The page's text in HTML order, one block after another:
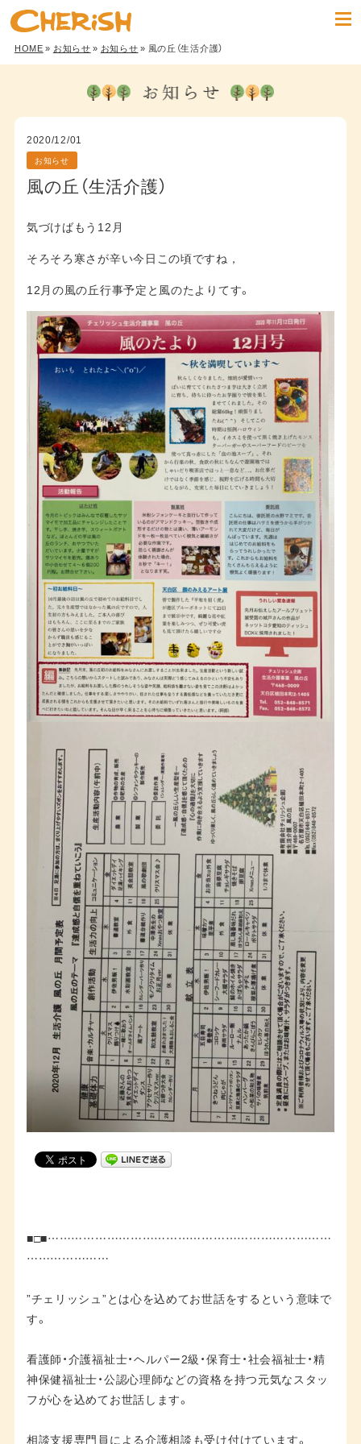
HOME» お知らせ» お知らせ» 風の丘（生活介護）
2020/12/01
お知らせ
風の丘（生活介護）
気づけばもう12月
そろそろ寒さが辛い今日この頃ですね，
12月の風の丘行事予定と風のたよりてす。
■□■………………………………………………………………
…………………
”チェリッシュ”とは心を込めてお世話をするという意味で
す。
看護師・介護福祉士・ヘルパー2級・保育士・社会福祉士・精
神保健福祉士・公認心理師などの資格を持つ元気なスタッ
フが心を込めてお世話します。
相談支援専門員による介護相談も受け付けています。